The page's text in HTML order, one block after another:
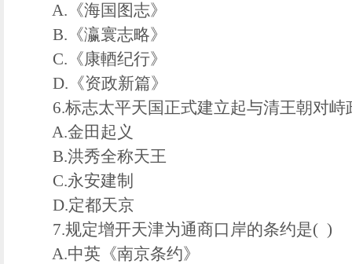
A.《海国图志》
B.《瀛寰志略》
C.《康輏纪行》
D.《资政新篇》
6.标志太平天国正式建立起与清王朝对峙
A.金田起义
B.洪秀全称天王
C.永安建制
D.定都天京
7.规定增开天津为通商口岸的条约是( )
A.中英《南京条约》